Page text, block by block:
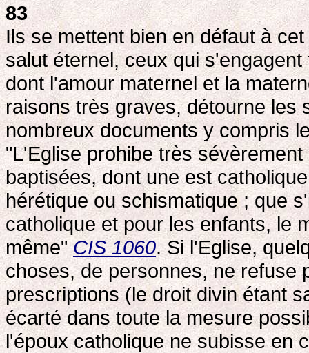
83
Ils se mettent bien en défaut à
salut éternel, ceux qui
dont l'amour maternel et la
raisons très graves, détourne les
nombreux documents y compris
"L'Eglise prohibe très
baptisées, dont une est
hérétique ou schismatique ; que
catholique et pour les enfants, le
même"CIS 1060. Si l'Eglise,
choses, de personnes, ne refuse
prescriptions (le droit divin étant
écarté dans toute la mesure
l'époux catholique ne subisse en